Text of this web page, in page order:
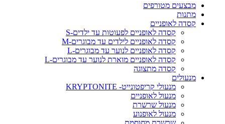
מבצעים מטורפים
מתנות
קסדה לאופניים
קסדה לאופניים לפעוטות עד ילדים-S
קסדה לאופניים לילדים עד מבוגרים-M
קסדה לאופניים לנוער עד מבוגרים-L
קסדה לאופניים מוארת לנוער עד מבוגרים-L
קסדה מתצוגה
מנעולים
מנעולי קריפטונייט- KRYPTONITE
מנעול לאופניים
מנעול שרשרת
מנעול לאופנוע